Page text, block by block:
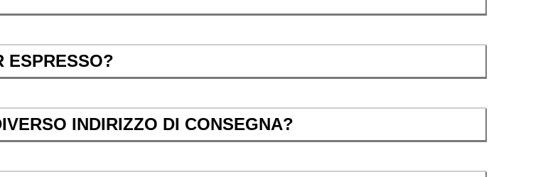
ESPRESSO?
INDIRIZZO DI CONSEGNA?